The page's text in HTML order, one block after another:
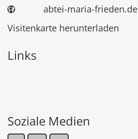
abtei-maria-frieden.de
Visitenkarte herunterladen
Links
Soziale Medien